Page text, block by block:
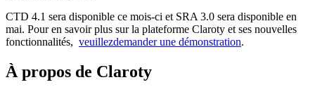
CTD 4.1 sera disponible ce mois-ci et SRA 3.0 sera disponible en
mai. Pour en savoir plus sur la plateforme Claroty et ses nouvelles
fonctionnalités, veuillezdemander une démonstration.
À propos de Claroty